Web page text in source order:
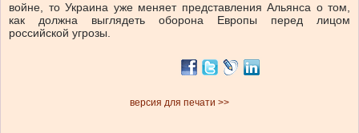
войне, то Украина уже меняет представления Альянса о том,
как должна выглядеть оборона Европы перед лицом
российской угрозы.
версия для печати >>